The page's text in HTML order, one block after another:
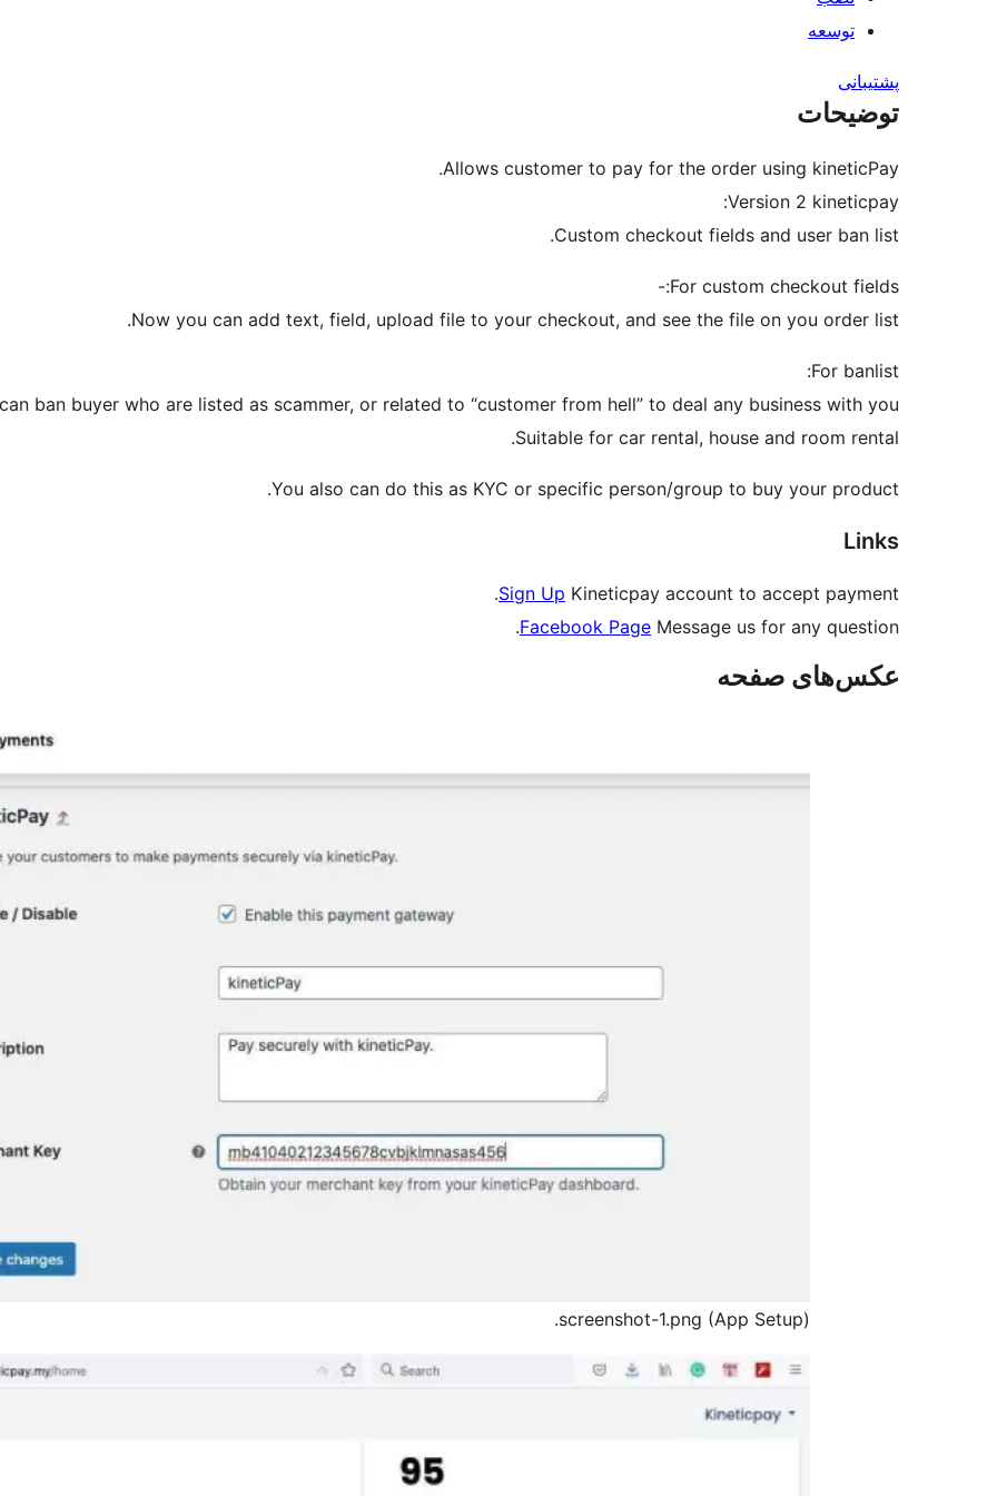
توسعه
پشتیبانی
توضیحات
Allows customer to pay for the order using kineticPay.
Version 2 kineticpay:
Custom checkout fields and user ban list.
For custom checkout fields:-
Now you can add text, field, upload file to your checkout, and see the file on you order list.
For banlist:
ban buyer who are listed as scammer, or related to “customer from hell” to deal any business with you,
Suitable for car rental, house and room rental.
You also can do this as KYC or specific person/group to buy your product.
Links
Sign Up Kineticpay account to accept payment.
Facebook Page Message us for any question.
عکس‌های صفحه
screenshot-1.png (App Setup).